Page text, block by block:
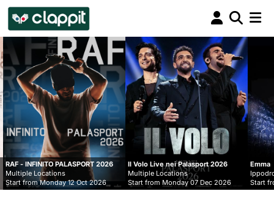
Clappit
biglietteria
2026
Oct 2026
Il Volo Live nei Palasport 2026
Multiple Locations
Start from Monday 07 Dec 2026
Emma
Ippodromo Snai - San Siro
Start from Wednesday 09